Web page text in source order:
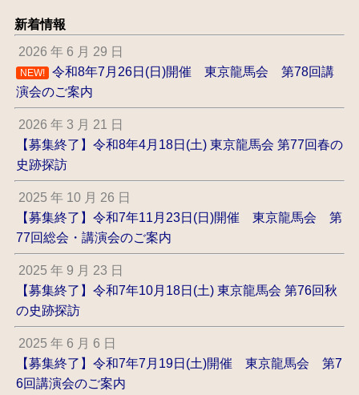
新着情報
2026 年 6 月 29 日
NEW! 令和8年7月26日(日)開催 東京龍馬会 第78回講
演会のご案内
2026 年 3 月 21 日
【募集終了】令和8年4月18日(土) 東京龍馬会 第77回春の
史跡探訪
2025 年 10 月 26 日
【募集終了】令和7年11月23日(日)開催 東京龍馬会 第
77回総会・講演会のご案内
2025 年 9 月 23 日
【募集終了】令和7年10月18日(土) 東京龍馬会 第76回秋
の史跡探訪
2025 年 6 月 6 日
【募集終了】令和7年7月19日(土)開催 東京龍馬会 第7
6回講演会のご案内